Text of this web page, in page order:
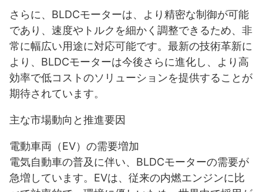
さらに、BLDCモーターは、より精密な制御が可能
であり、速度やトルクを細かく調整できるため、非
常に幅広い用途に対応可能です。最新の技術革新に
より、BLDCモーターは今後さらに進化し、より高
効率で低コストのソリューションを提供することが
期待されています。
主な市場動向と推進要因
電動車両（EV）の需要増加
電気自動車の普及に伴い、BLDCモーターの需要が
急増しています。EVは、従来の内燃エンジンに比